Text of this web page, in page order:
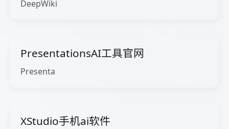
DeepWiki
PresentationsAI工具官网
Presenta
XStudio手机ai软件